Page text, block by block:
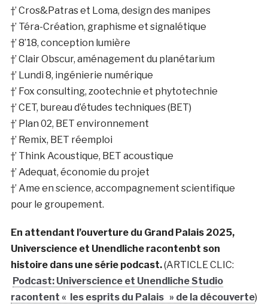
†’ Cros&Patras et Loma, design des manipes
†’ Téra-Création, graphisme et signalétique
†’ 8’18, conception lumière
†’ Clair Obscur, aménagement du planétarium
†’ Lundi 8, ingénierie numérique
†’ Fox consulting, zootechnie et phytotechnie
†’ CET, bureau d’études techniques (BET)
†’ Plan 02, BET environnement
†’ Remix, BET réemploi
†’ Think Acoustique, BET acoustique
†’ Adequat, économie du projet
†’ Ame en science, accompagnement scientifique
pour le groupement.
En attendant l’ouverture du Grand Palais 2025,
Universcience et Unendliche racontenbt son
histoire dans une série podcast.(ARTICLE CLIC:
Podcast: Universcience et Unendliche Studio
racontent « les esprits du Palais » de la découverte)